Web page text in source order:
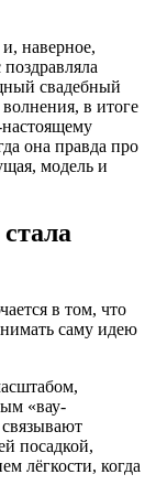
наверное,
свадебный
в итоге
настоящему
она правда про
модель и
в том, что
саму идею
«вау-
посадкой,
лёгкости, когда